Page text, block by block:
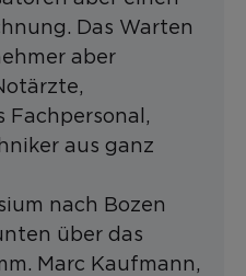
Das Warten
aber
aus ganz
nach Bozen
über das
Marc Kaufmann,